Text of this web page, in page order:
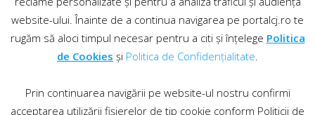
website-ului. Înainte de a continua navigarea pe portalcj.ro te
rugăm să aloci timpul necesar pentru a citi și înțelege Politica
de Cookies și Politica de Confidențialitate.
Prin continuarea navigării pe website-ul nostru confirmi
acceptarea utilizării fișierelor de tip cookie conform Politicii de